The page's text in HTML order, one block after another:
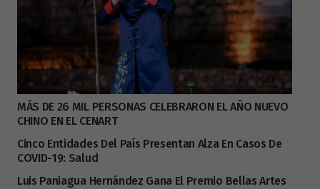
MÁS DE 26 MIL PERSONAS CELEBRARON EL AÑO NUEVO
CHINO EN EL CENART
Cinco Entidades Del País Presentan Alza En Casos De
COVID-19: Salud
Luis Paniagua Hernández Gana El Premio Bellas Artes